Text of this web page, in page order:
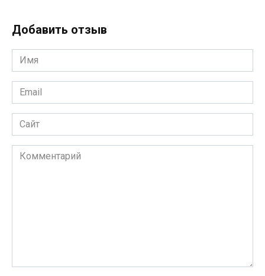
Добавить отзыв
Имя
*
Email
*
Сайт
Комментарий